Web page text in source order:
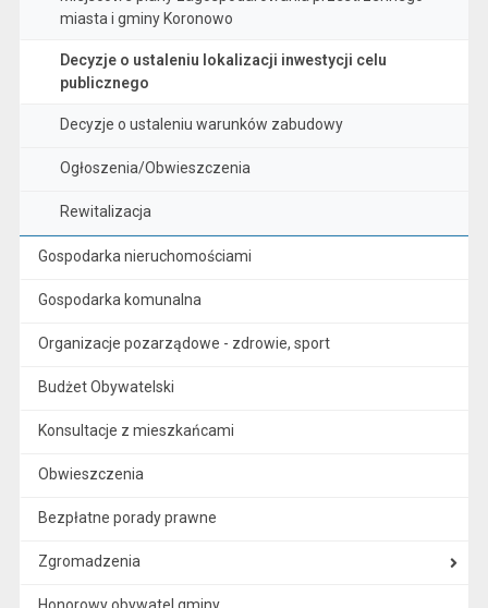
miasta i gminy Koronowo
Decyzje o ustaleniu lokalizacji inwestycji celu
publicznego
Decyzje o ustaleniu warunków zabudowy
Ogłoszenia/Obwieszczenia
Rewitalizacja
Gospodarka nieruchomościami
Gospodarka komunalna
Organizacje pozarządowe - zdrowie, sport
Budżet Obywatelski
Konsultacje z mieszkańcami
Obwieszczenia
Bezpłatne porady prawne
Zgromadzenia